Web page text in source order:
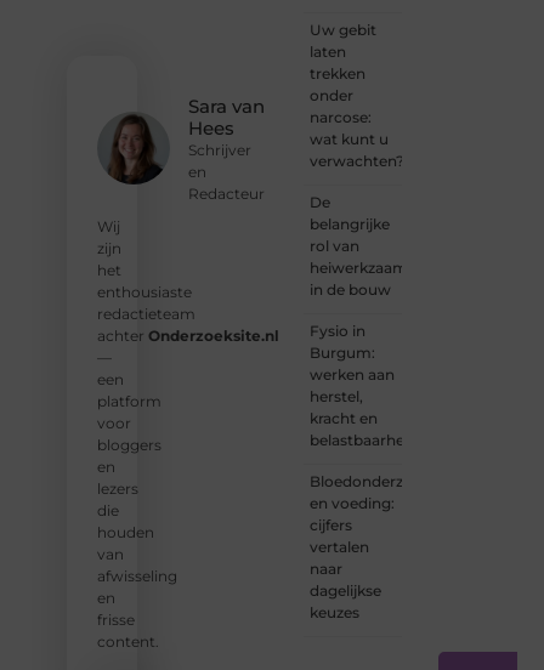
Sara van
Hees
Schrijver
en
Redacteur
Wij
zijn
het
enthousiaste
redactieteam
achter Onderzoeksite.nl
—
een
platform
voor
bloggers
en
lezers
die
houden
van
afwisseling
en
frisse
content.
Uw gebit
laten
trekken
onder
narcose:
wat kunt u
verwachten?
De
belangrijke
rol van
heiwerkzaamheden
in de bouw
Fysio in
Burgum:
werken aan
herstel,
kracht en
belastbaarheid
Bloedonderzoek
en voeding:
cijfers
vertalen
naar
dagelijkse
keuzes